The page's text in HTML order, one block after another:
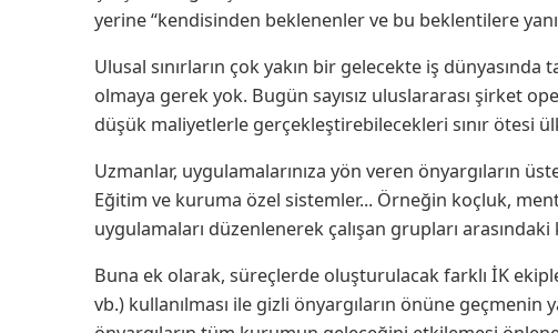
yerine “kendisinden beklenenler ve bu beklentilere
Ulusal sınırların çok yakın bir gelecekte iş
olmaya gerek yok. Bugün sayısız uluslararası şirket
düşük maliyetlerle gerçekleştirebilecekleri sınır ötesi
Uzmanlar, uygulamalarınıza yön veren önyargıların
Eğitim ve kuruma özel sistemler... Örneğin koçluk,
uygulamaları düzenlenerek çalışan grupları arasındaki
Buna ek olarak, süreçlerde oluşturulacak farklı İK
vb.) kullanılması ile gizli önyargıların önüne geçmenin